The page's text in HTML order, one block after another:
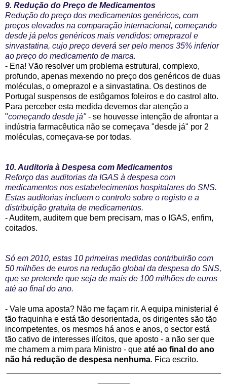
9. Redução do Preço de Medicamentos
Redução do preço dos medicamentos genéricos, com
preços elevados na comparação internacional, começando
desde já pelos genéricos mais vendidos: omeprazol e
sinvastatina, cujo preço deverá ser pelo menos 35% inferior
ao preço do medicamento de marca.
- Ena! Vão resolver um problema estrutural, complexo,
profundo, apenas mexendo no preço dos genéricos de duas
moléculas, o omeprazol e a sinvastatina. Os destinos de
Portugal suspensos de estôgamos foleiros e do castrol alto.
Para perceber esta medida devemos dar atenção a
"começando desde já"- se houvesse intenção de afrontar a
indústria farmacêutica não se começava "desde já" por 2
moléculas, começava-se por todas.
10. Auditoria à Despesa com Medicamentos
Reforço das auditorias da IGAS à despesa com
medicamentos nos estabelecimentos hospitalares do SNS.
Estas auditorias incluem o controlo sobre o registo e a
distribuição gratuita de medicamentos.
- Auditem, auditem que bem precisam, mas o IGAS, enfim,
coitados.
Só em 2010, estas 10 primeiras medidas contribuirão com
50 milhões de euros na redução global da despesa do SNS,
que se pretende que seja de mais de 100 milhões de euros
até ao final do ano.
- Vale uma aposta? Não me façam rir. A equipa ministerial é
tão fraquinha e está tão desorientada, os dirigentes são tão
incompetentes, os mesmos há anos e anos, o sector está
tão cativo de interesses ilícitos, que aposto - a não ser que
me chamem a mim para Ministro - que até ao final do ano
não há redução de despesa nenhuma. Fica escrito.